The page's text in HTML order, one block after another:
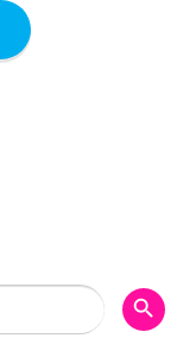
Search